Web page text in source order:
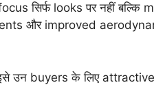
सिर्फ looks पर नहीं बल्कि
और improved
उन buyers के लिए